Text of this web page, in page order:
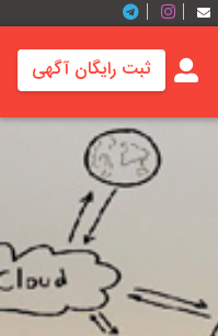
ثبت رایگان آگهی